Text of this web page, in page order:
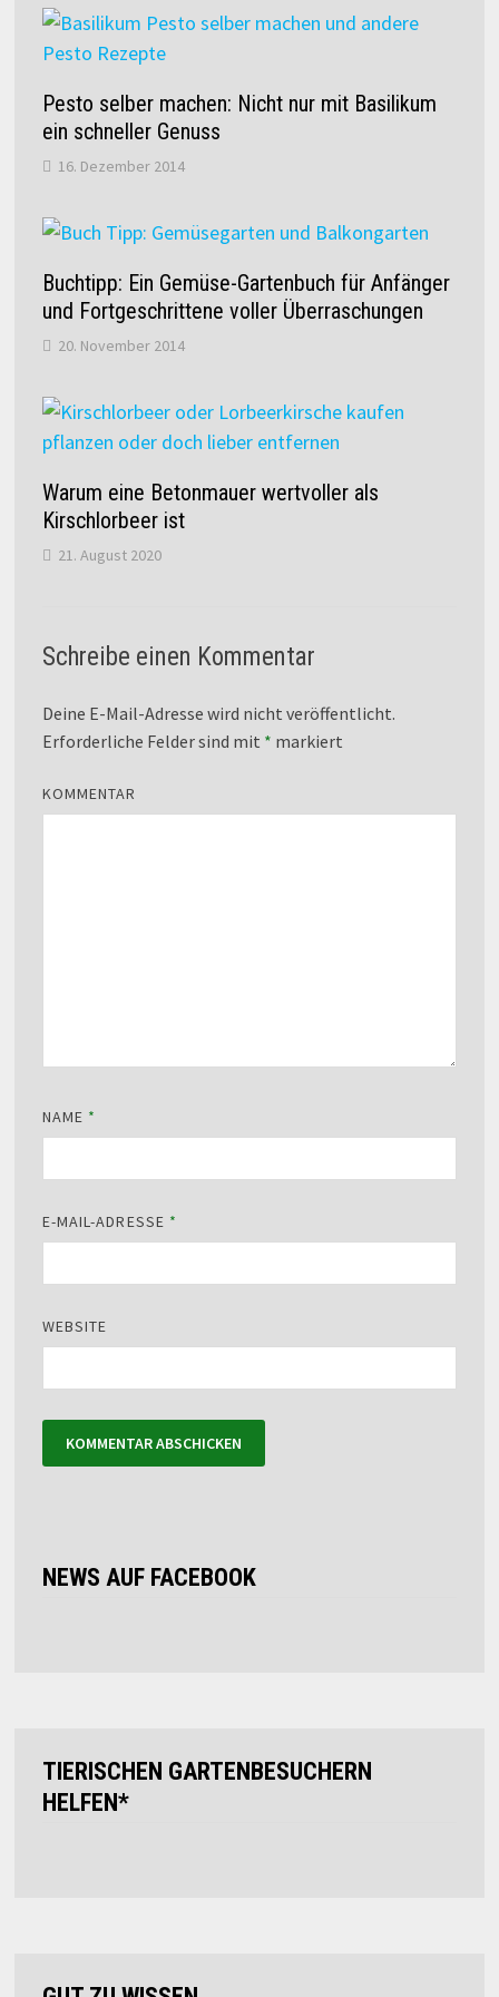
Pesto selber machen: Nicht nur mit Basilikum
ein schneller Genuss
16. Dezember 2014
Buchtipp: Ein Gemüse-Gartenbuch für Anfänger
und Fortgeschrittene voller Überraschungen
20. November 2014
Warum eine Betonmauer wertvoller als
Kirschlorbeer ist
21. August 2020
Schreibe einen Kommentar
Deine E-Mail-Adresse wird nicht veröffentlicht.
Erforderliche Felder sind mit * markiert
KOMMENTAR
NAME *
E-MAIL-ADRESSE *
WEBSITE
NEWS AUF FACEBOOK
TIERISCHEN GARTENBESUCHERN
HELFEN*